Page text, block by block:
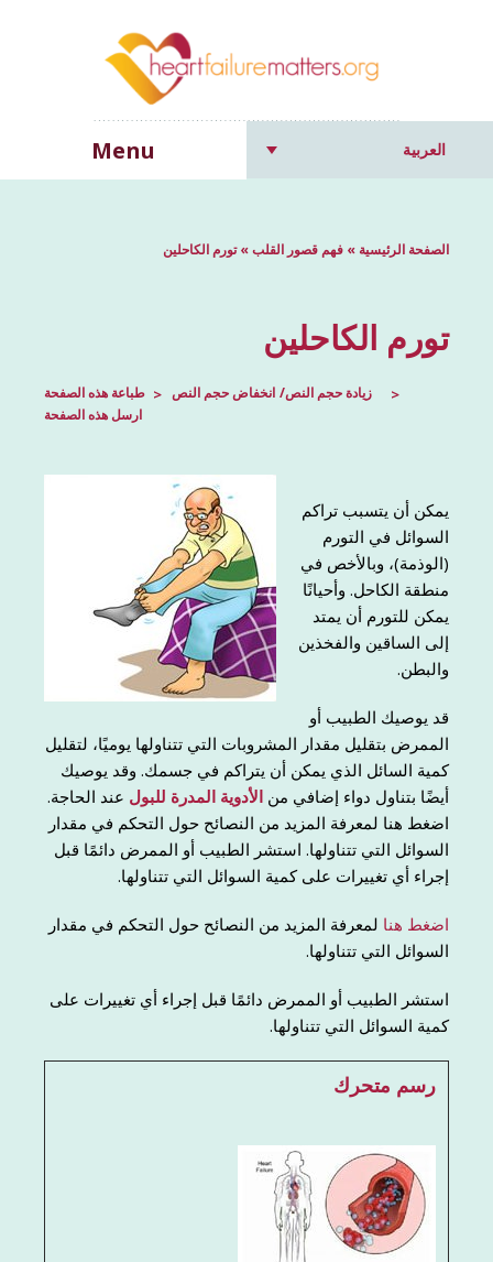
Menu العربية
الصفحة الرئيسية » فهم قصور القلب»تورم الكاحلين
تورم الكاحلين
زيادة حجم النص انخفاض حجم النص
طباعة هذه الصفحة
ارسل هذه الصفحة
يمكن أن يتسبب تراكم
السوائل في التورم
(الوذمة)، وبالأخص في
منطقة الكاحل. وأحيانًا
يمكن للتورم أن يمتد
إلى الساقين والفخذين
والبطن.
قد يوصيك الطبيب أو
الممرض بتقليل مقدار المشروبات التي تتناولها يوميًا، لتقليل
كمية السائل الذي يمكن أن يتراكم في جسمك. وقد يوصيك
أيضًا بتناول دواء إضافي من الأدوية المدرة للبول عند الحاجة.
اضغط هنا لمعرفة المزيد من النصائح حول التحكم في مقدار
السوائل التي تتناولها. استشر الطبيب أو الممرض دائمًا قبل
إجراء أي تغييرات على كمية السوائل التي تتناولها.
اضغط هنا لمعرفة المزيد من النصائح حول التحكم في مقدار
السوائل التي تتناولها.
استشر الطبيب أو الممرض دائمًا قبل إجراء أي تغييرات على
كمية السوائل التي تتناولها.
رسم متحرك